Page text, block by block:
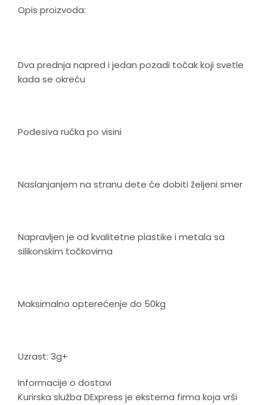
Opis proizvoda:
Dva prednja napred i jedan pozadi točak koji svetle
kada se okreću
Podesiva ručka po visini
Naslanjanjem na stranu dete će dobiti željeni smer
Napravljen je od kvalitetne plastike i metala sa
silikonskim točkovima
Maksimalno opterećenje do 50kg
Uzrast: 3g+
Informacije o dostavi
Kurirska služba DExpress je eksterna firma koja vrši